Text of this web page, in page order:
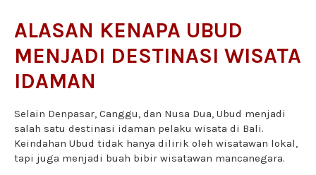
ALASAN KENAPA UBUD
MENJADI DESTINASI WISATA
IDAMAN
Selain Denpasar, Canggu, dan Nusa Dua, Ubud menjadi
salah satu destinasi idaman pelaku wisata di Bali.
Keindahan Ubud tidak hanya dilirik oleh wisatawan lokal,
tapi juga menjadi buah bibir wisatawan mancanegara.